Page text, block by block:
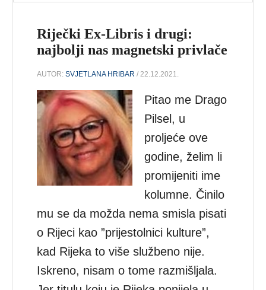
Riječki Ex-Libris i drugi:
najbolji nas magnetski privlače
AUTOR:SVJETLANA HRIBAR / 22.12.2021.
Pitao me Drago
Pilsel, u
proljeće ove
godine, želim li
promijeniti ime
kolumne. Činilo
mu se da možda nema smisla pisati
o Rijeci kao ”prijestolnici kulture”,
kad Rijeka to više službeno nije.
Iskreno, nisam o tome razmišljala.